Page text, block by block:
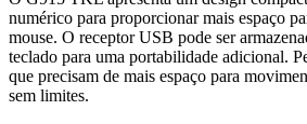
numérico para proporcionar mais espaço
mouse. O receptor USB pode ser
teclado para uma portabilidade adicional.
que precisam de mais espaço para
sem limites.